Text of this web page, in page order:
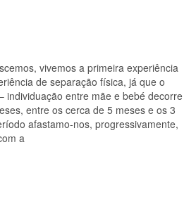
vivemos a primeira experiência
de separação física, já que o
individuação entre mãe e bebé decorre
entre os cerca de 5 meses e os 3
afastamo-nos, progressivamente,
a